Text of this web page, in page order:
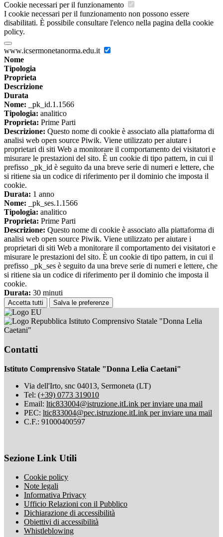
Cookie necessari per il funzionamento
I cookie necessari per il funzionamento non possono essere
disabilitati. È possibile consultare l'elenco nella pagina della cookie
policy.
www.icsermonetanorma.edu.it
Nome
Tipologia
Proprieta
Descrizione
Durata
Nome: _pk_id.1.1566
Tipologia: analitico
Proprieta: Prime Parti
Descrizione: Questo nome di cookie è associato alla piattaforma di
analisi web open source Piwik. Viene utilizzato per aiutare i
proprietari di siti Web a monitorare il comportamento dei visitatori e
misurare le prestazioni del sito. È un cookie di tipo pattern, in cui il
prefisso _pk_id è seguito da una breve serie di numeri e lettere, che
si ritiene sia un codice di riferimento per il dominio che imposta il
cookie.
Durata: 1 anno
Nome: _pk_ses.1.1566
Tipologia: analitico
Proprieta: Prime Parti
Descrizione: Questo nome di cookie è associato alla piattaforma di
analisi web open source Piwik. Viene utilizzato per aiutare i
proprietari di siti Web a monitorare il comportamento dei visitatori e
misurare le prestazioni del sito. È un cookie di tipo pattern, in cui il
prefisso _pk_ses è seguito da una breve serie di numeri e lettere, che
si ritiene sia un codice di riferimento per il dominio che imposta il
cookie.
Durata: 30 minuti
Accetta tutti Salva le preferenze
Istituto Comprensivo Statale "Donna Lelia
Caetani"
Contatti
Istituto Comprensivo Statale "Donna Lelia Caetani"
Via dell'Irto, snc 04013, Sermoneta (LT)
Tel: (+39) 0773 319010
Email: ltic833004@istruzione.itLink per inviare una mail
PEC: ltic833004@pec.istruzione.itLink per inviare una mail
C.F.: 91000400597
Sezione Link Utili
Cookie policy
Note legali
Informativa Privacy
Ufficio Relazioni con il Pubblico
Dichiarazione di accessibilità
Obiettivi di accessibilità
Whistleblowing